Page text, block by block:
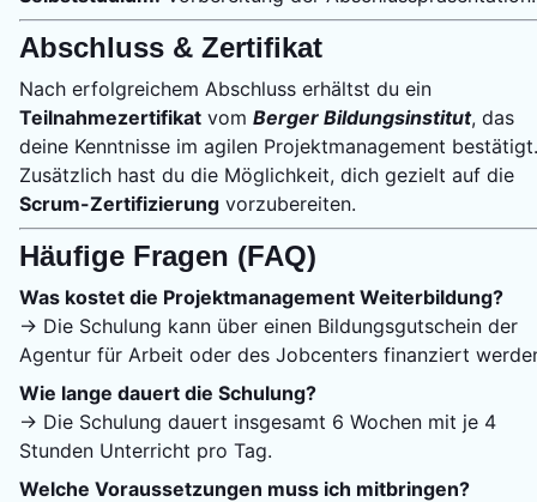
Abschluss & Zertifikat
Nach erfolgreichem Abschluss erhältst du ein
Teilnahmezertifikat vom Berger Bildungsinstitut, das
deine Kenntnisse im agilen Projektmanagement bestätigt.
Zusätzlich hast du die Möglichkeit, dich gezielt auf die
Scrum-Zertifizierung vorzubereiten.
Häufige Fragen (FAQ)
Was kostet die Projektmanagement Weiterbildung?
→ Die Schulung kann über einen Bildungsgutschein der
Agentur für Arbeit oder des Jobcenters finanziert
Wie lange dauert die Schulung?
→ Die Schulung dauert insgesamt 6 Wochen mit je 4
Stunden Unterricht pro Tag.
Welche Voraussetzungen muss ich mitbringen?